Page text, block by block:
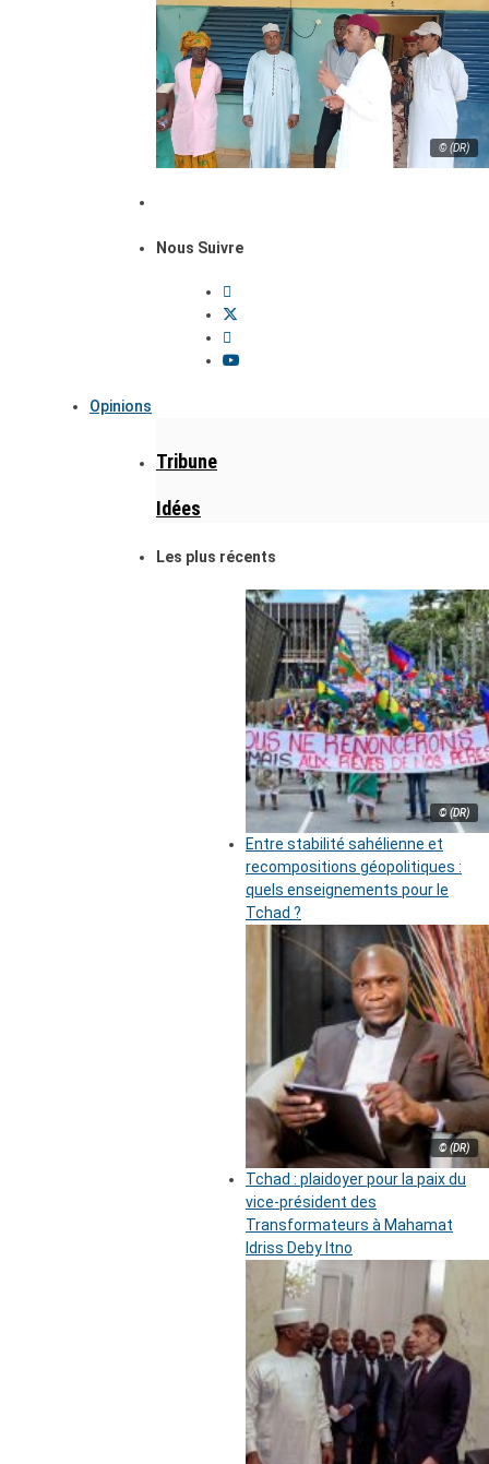
© (DR)
Nous Suivre
Opinions
Tribune
Idées
Les plus récents
© (DR)
Entre stabilité sahélienne et
recompositions géopolitiques :
quels enseignements pour le
Tchad ?
© (DR)
Tchad : plaidoyer pour la paix du
vice-président des
Transformateurs à Mahamat
Idriss Deby Itno